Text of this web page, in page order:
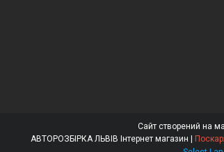
Сайт створений на